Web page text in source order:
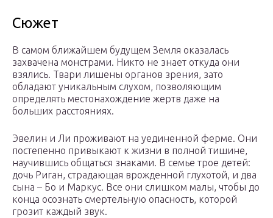
Сюжет
В самом ближайшем будущем Земля оказалась
захвачена монстрами. Никто не знает откуда они
взялись. Твари лишены органов зрения, зато
обладают уникальным слухом, позволяющим
определять местонахождение жертв даже на
больших расстояниях.
Эвелин и Ли проживают на уединенной ферме. Они
постепенно привыкают к жизни в полной тишине,
научившись общаться знаками. В семье трое детей:
дочь Риган, страдающая врожденной глухотой, и два
сына – Бо и Маркус. Все они слишком малы, чтобы до
конца осознать смертельную опасность, которой
грозит каждый звук.